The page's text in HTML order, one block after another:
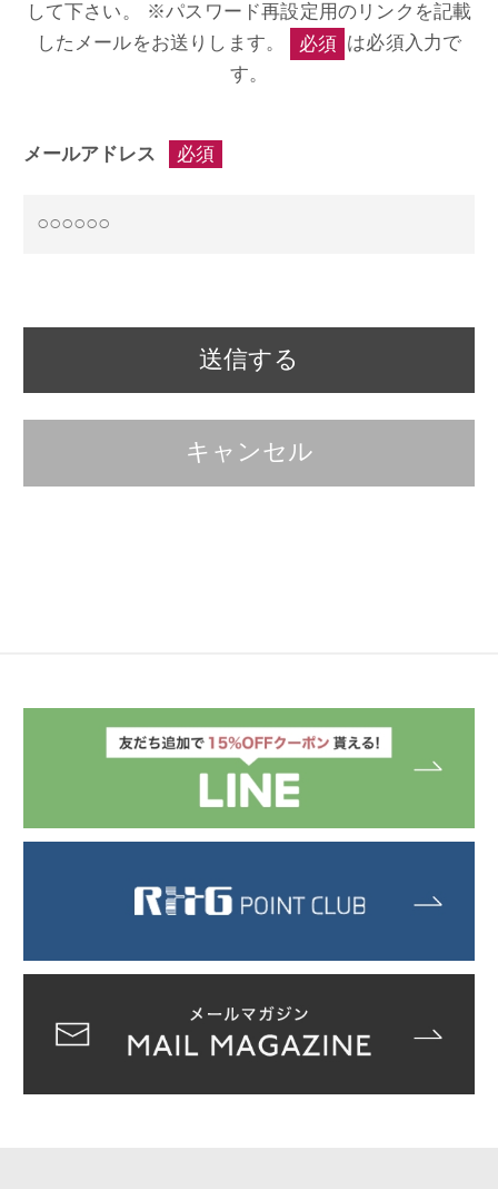
して下さい。
※パスワード再設定用のリンクを記載
したメールをお送りします。
必須 は必須入力で
す。
メールアドレス 必須
キャンセル
送信する